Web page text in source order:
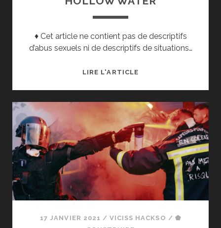
♦ Cet article ne contient pas de descriptifs
d’abus sexuels ni de descriptifs de situations…
LIRE L'ARTICLE
JUSTICE
TRANSFORMATRICE
EN
ACTION :
ABUS
SEXUELS
À
HOLLOW
WATER
17 JANVIER 2021 /VICISS HACKSO / ⬟